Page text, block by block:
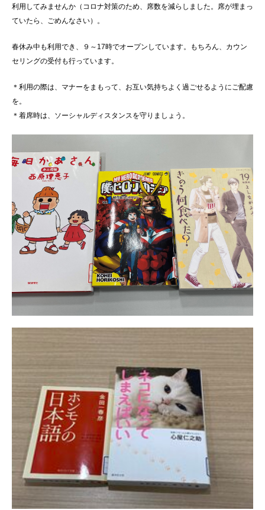
利用してみませんか（コロナ対策のため、席数を減らしました。席が埋まっ
ていたら、ごめんなさい）。
春休み中も利用でき、９～17時でオープンしています。もちろん、カウン
セリングの受付も行っています。
＊利用の際は、マナーをまもって、お互い気持ちよく過ごせるようにご配慮
を。
＊着席時は、ソーシャルディスタンスを守りましょう。